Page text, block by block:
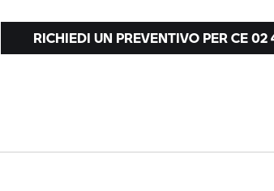
RICHIEDI UN PREVENTIVO PERCE 02